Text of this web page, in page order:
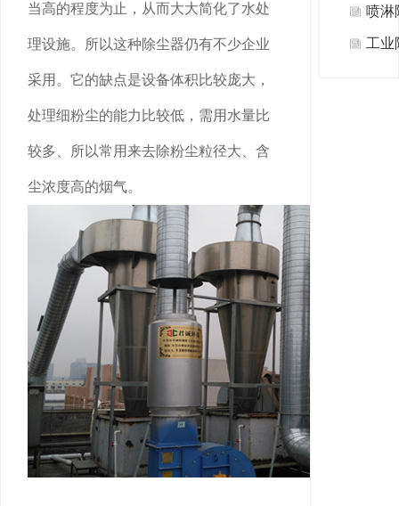
当高的程度为止，从而大大简化了水处
理设施。所以这种除尘器仍有不少企业
采用。它的缺点是设备体积比较庞大，
处理细粉尘的能力比较低，需用水量比
较多、所以常用来去除粉尘粒径大、含
尘浓度高的烟气。
喷淋
工业